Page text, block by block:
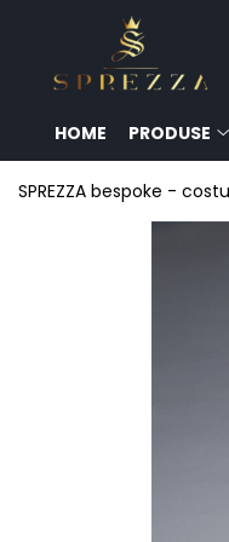
Produse
Costume de mire 2026
Redingotă bărbați
Frac bărbați
HOME PRODUSE
SPREZZA bespoke -